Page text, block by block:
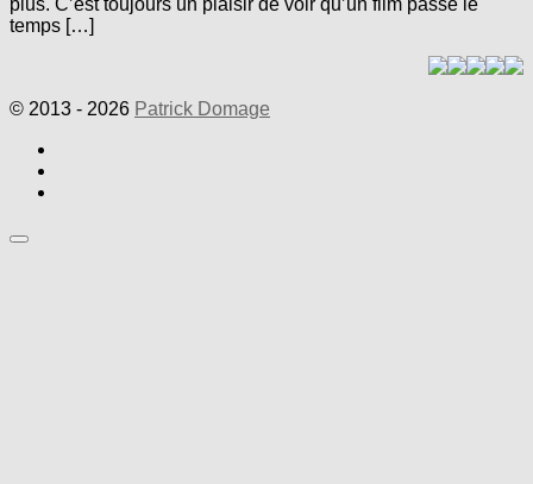
temps […]
© 2013 - 2026 Patrick Domage